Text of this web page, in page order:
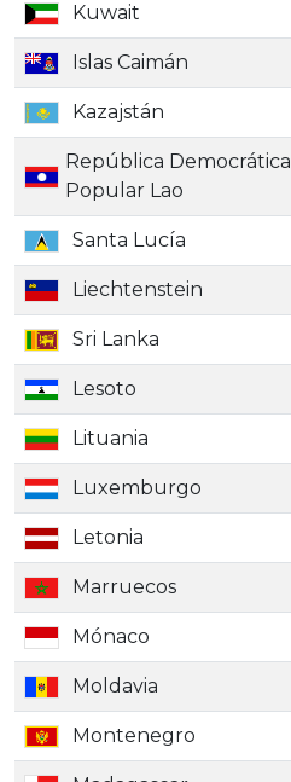
Kuwait
Islas Caimán
Kazajstán
República Democrática
Popular Lao
Santa Lucía
Liechtenstein
Sri Lanka
Lesoto
Lituania
Luxemburgo
Letonia
Marruecos
Mónaco
Moldavia
Montenegro